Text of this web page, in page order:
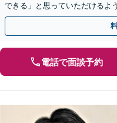
できる」と思っていただけるよ
ラン（月額1.1万円〜）複数あ
電話で面談予約